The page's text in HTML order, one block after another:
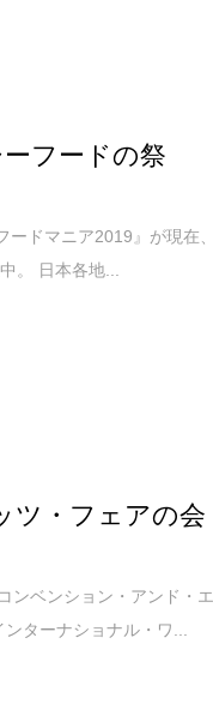
フードの祭
ドマニア2019』が現在、
。 日本各地...
ツ・フェアの会
ンベンション・アンド・エ
ターナショナル・ワ...